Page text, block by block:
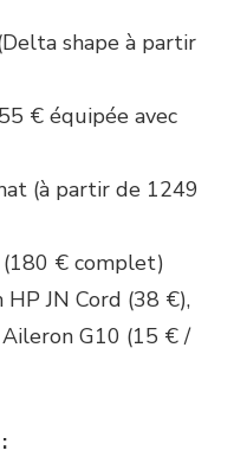
shape à partir
€ équipée avec
(à partir de 1249
(180 € complet)
HP JN Cord (38 €),
G10 (15 € /